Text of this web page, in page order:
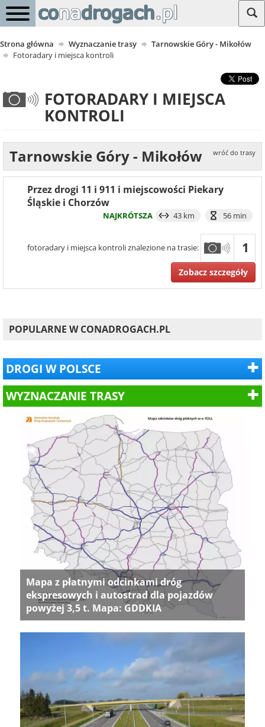
Strona główna Wyznaczanie trasy
Tarnowskie Góry - Mikołów
Fotoradary i miejsca kontroli
FOTORADARY I MIEJSCA
KONTROLI
Tarnowskie Góry - Mikołów wróć do trasy
Przez drogi 11 i 911 i miejscowości Piekary
Śląskie i Chorzów
NAJKRÓTSZA 43 km 56 min
fotoradary i miejsca kontroli znalezione na trasie: 1
Zobacz szczegóły
POPULARNE W CONADROGACH.PL
DROGI W POLSCE
WYZNACZANIE TRASY
Mapa z płatnymi odcinkami dróg
ekspresowych i autostrad dla pojazdów
powyżej 3,5 t. Mapa: GDDKIA